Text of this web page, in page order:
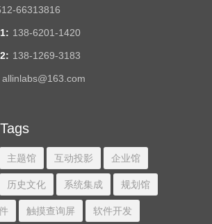
66313816
138-6201-1420
138-1269-3183
allinlabs@163.com
主题馆 互动投影 企业馆
历史文化 系统集成 规划馆
触摸查询屏 软件开发